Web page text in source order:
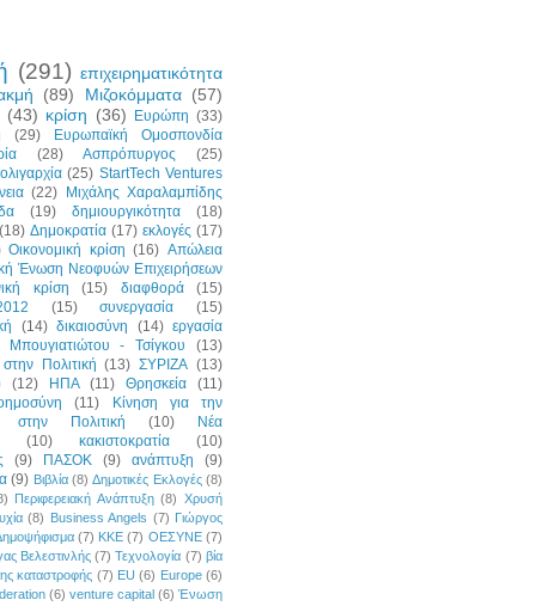
(291) επιχειρηματικότητα
(89) Μιζοκόμματα (57)
(43) κρίση (36) Ευρώπη (33)
(29)
Ευρωπαϊκή Ομοσπονδία
(28) Ασπρόπυργος
(25)
(25) StartTech Ventures
(22) Μιχάλης Χαραλαμπίδης
(19) δημιουργικότητα
(18)
(18) Δημοκρατία (17) εκλογές (17)
Οικονομική κρίση (16) Απώλεια
Ένωση Νεοφυών Επιχειρήσεων
κρίση (15) διαφθορά
(15)
(15) συνεργασία
(15)
(14) δικαιοσύνη (14) εργασία
Μπουγιατιώτου - Τσίγκου
(13)
Πολιτική (13) ΣΥΡΙΖΑ (13)
(12) ΗΠΑ (11) Θρησκεία
(11)
(11)
Κίνηση για την
στην Πολιτική
(10)
Νέα
(10) κακιστοκρατία
(10)
(9) ΠΑΣΟΚ (9) ανάπτυξη
(9)
(9) Βιβλία (8) Δημοτικές Εκλογές (8)
Περιφερειακή Ανάπτυξη (8) Χρυσή
(8) Business Angels (7) Γιώργος
(7) ΚΚΕ (7) ΟΕΣΥΝΕ (7)
Βελεστινλής (7) Τεχνολογία (7) βία
καταστροφής (7) EU (6) Europe (6)
(6) venture capital (6) Ένωση